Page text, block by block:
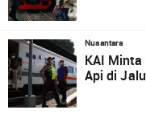
Nusantara
KAI Minta
Api di